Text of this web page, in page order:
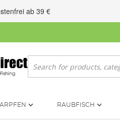
ab 39 €
Suche
RAUBFISCH